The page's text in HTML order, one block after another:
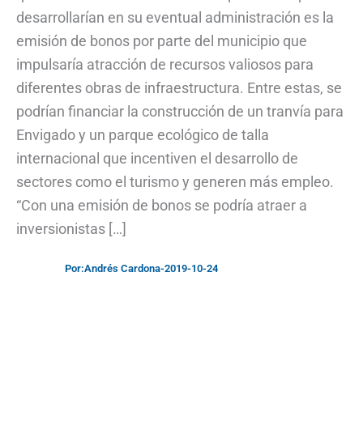
desarrollarían en su eventual administración es la
emisión de bonos por parte del municipio que
impulsaría atracción de recursos valiosos para
diferentes obras de infraestructura. Entre estas, se
podrían financiar la construcción de un tranvía para
Envigado y un parque ecológico de talla
internacional que incentiven el desarrollo de
sectores como el turismo y generen más empleo.
“Con una emisión de bonos se podría atraer a
inversionistas […]
Por:Andrés Cardona-2019-10-24